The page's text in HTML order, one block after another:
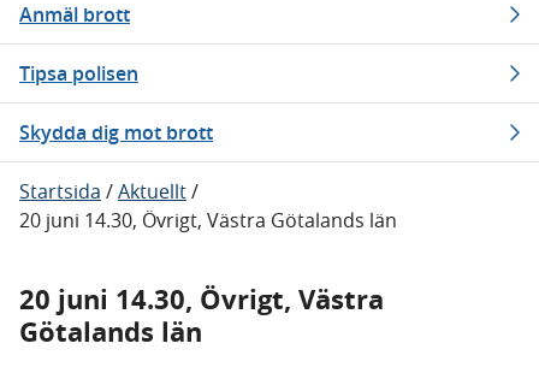
Anmäl brott
Tipsa polisen
Skydda dig mot brott
Startsida /Aktuellt/
20 juni 14.30, Övrigt, Västra Götalands län
20 juni 14.30, Övrigt, Västra
Götalands län